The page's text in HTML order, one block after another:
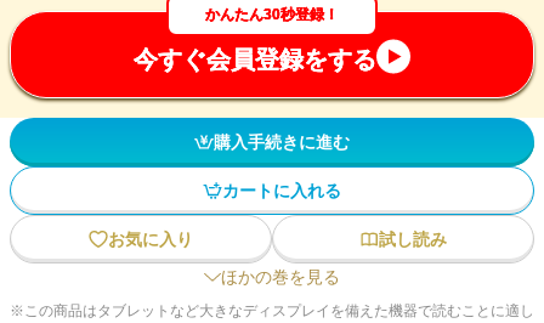
かんたん30秒登録！
今すぐ会員登録をする
購入手続きに進む
カートに入れる
お気に入り
試し読み
ほかの巻を見る
※この商品はタブレットなど大きなディスプレイを備えた機器で読むことに適し